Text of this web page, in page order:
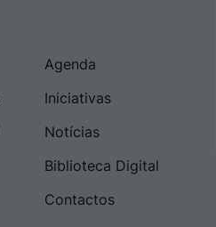
Agenda
Iniciativas
Notícias
Biblioteca Digital
Contactos